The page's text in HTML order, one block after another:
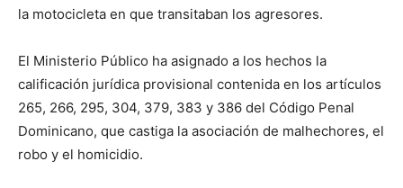
la motocicleta en que transitaban los agresores.
El Ministerio Público ha asignado a los hechos la
calificación jurídica provisional contenida en los artículos
265, 266, 295, 304, 379, 383 y 386 del Código Penal
Dominicano, que castiga la asociación de malhechores, el
robo y el homicidio.